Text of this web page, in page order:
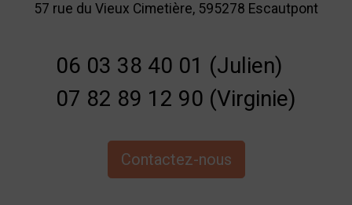
57 rue du Vieux Cimetière, 595278 Escautpont
06 03 38 40 01 (Julien)
07 82 89 12 90 (Virginie)
Contactez-nous